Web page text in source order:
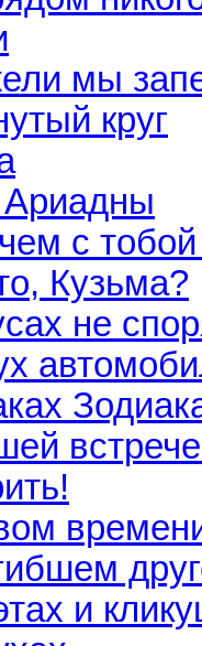
мы
круг
с тобой
Кузьма?
не
и